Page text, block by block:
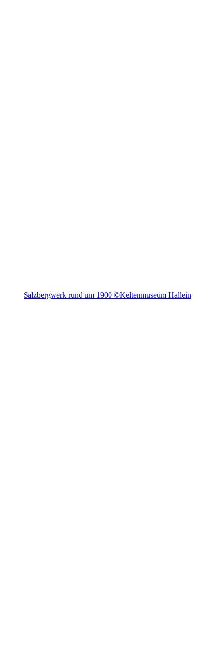
Salzbergwerk rund um 1900 ©Keltenmuseum Hallein